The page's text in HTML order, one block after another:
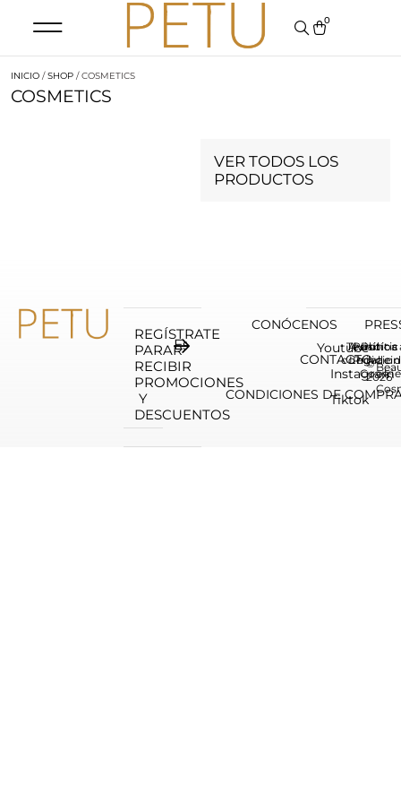
0
INICIO /SHOP / COSMETICS
COSMETICS
VER TODOS LOS
PRODUCTOS
REGÍSTRATE
PARAR
RECIBIR
PROMOCIONES
Y
DESCUENTOS
CONÓCENOS
CONTACTO
CONDICIONES DE
©
2026
Youtube
Instagram
Tiktok
Terninos
Aviso
Legal
Política
de